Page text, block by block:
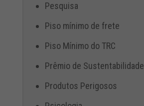
Pesquisa
Piso mínimo de frete
Piso Mínimo do TRC
Prêmio de Sustentabilidade
Produtos Perigosos